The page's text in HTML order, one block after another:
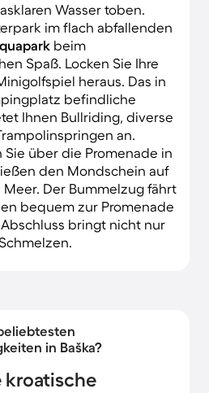
Wasser toben.
im flach abfallenden
beim
Spaß. Locken Sie Ihre
heraus. Das in
befindliche
Ihnen Bullriding, diverse
an.
über die Promenade in
den Mondschein auf
Der Bummelzug fährt
bequem zur Promenade
bringt nicht nur
in Baška?
kroatische